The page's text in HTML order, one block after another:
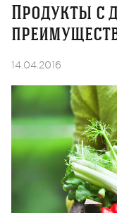
Продукты с
14.04.2016